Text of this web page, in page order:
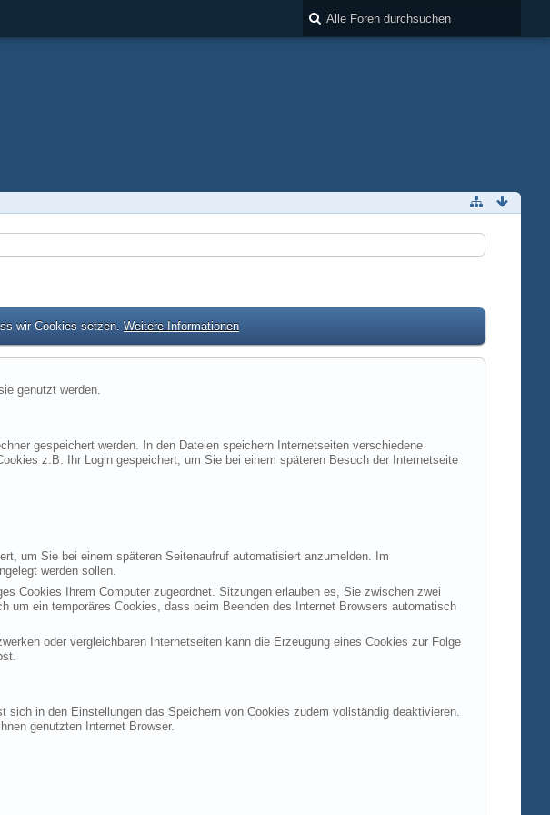
wir Cookies setzen. Weitere Informationen
genutzt werden.
gespeichert werden. In den Dateien speichern Internetseiten verschiedene
z.B. Ihr Login gespeichert, um Sie bei einem späteren Besuch der Internetseite
um Sie bei einem späteren Seitenaufruf automatisiert anzumelden. Im
werden sollen.
Cookies Ihrem Computer zugeordnet. Sitzungen erlauben es, Sie zwischen zwei
um ein temporäres Cookies, dass beim Beenden des Internet Browsers automatisch
oder vergleichbaren Internetseiten kann die Erzeugung eines Cookies zur Folge
in den Einstellungen das Speichern von Cookies zudem vollständig deaktivieren.
genutzten Internet Browser.